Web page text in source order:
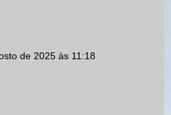
de 2025 às 11:18